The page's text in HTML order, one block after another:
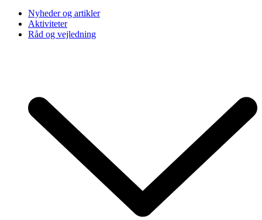
Nyheder og artikler
Aktiviteter
Råd og vejledning